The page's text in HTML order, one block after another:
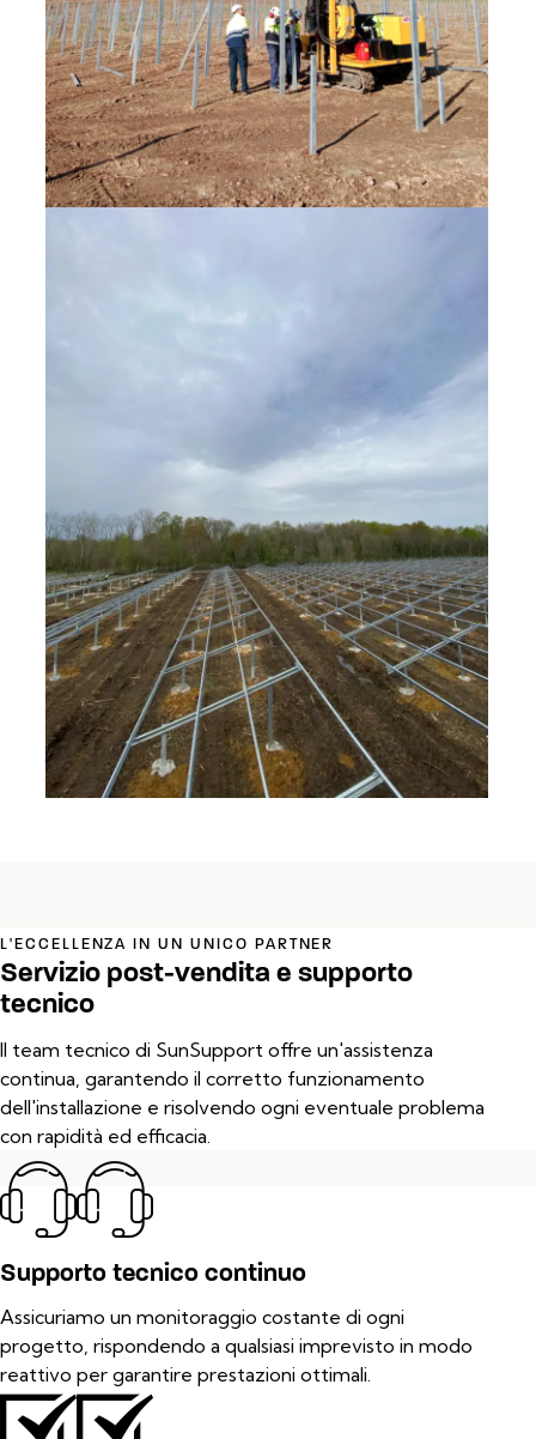
L'ECCELLENZA IN UN UNICO PARTNER
Servizio post-vendita e supporto
tecnico
Il team tecnico di SunSupport offre un'assistenza
continua, garantendo il corretto funzionamento
dell'installazione e risolvendo ogni eventuale problema
con rapidità ed efficacia.
Supporto tecnico continuo
Assicuriamo un monitoraggio costante di ogni
progetto, rispondendo a qualsiasi imprevisto in modo
reattivo per garantire prestazioni ottimali.